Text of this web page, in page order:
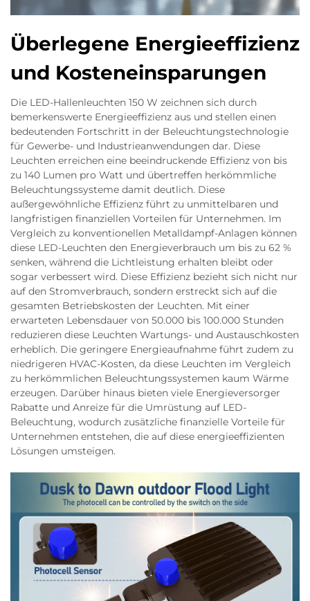
Überlegene Energieeffizienz
und Kosteneinsparungen
Die LED-Hallenleuchten 150 W zeichnen sich durch
bemerkenswerte Energieeffizienz aus und stellen einen
bedeutenden Fortschritt in der Beleuchtungstechnologie
für Gewerbe- und Industrieanwendungen dar. Diese
Leuchten erreichen eine beeindruckende Effizienz von bis
zu 140 Lumen pro Watt und übertreffen herkömmliche
Beleuchtungssysteme damit deutlich. Diese
außergewöhnliche Effizienz führt zu unmittelbaren und
langfristigen finanziellen Vorteilen für Unternehmen. Im
Vergleich zu konventionellen Metalldampf-Anlagen können
diese LED-Leuchten den Energieverbrauch um bis zu 62 %
senken, während die Lichtleistung erhalten bleibt oder
sogar verbessert wird. Diese Effizienz bezieht sich nicht nur
auf den Stromverbrauch, sondern erstreckt sich auf die
gesamten Betriebskosten der Leuchten. Mit einer
erwarteten Lebensdauer von 50.000 bis 100.000 Stunden
reduzieren diese Leuchten Wartungs- und Austauschkosten
erheblich. Die geringere Energieaufnahme führt zudem zu
niedrigeren HVAC-Kosten, da diese Leuchten im Vergleich
zu herkömmlichen Beleuchtungssystemen kaum Wärme
erzeugen. Darüber hinaus bieten viele Energieversorger
Rabatte und Anreize für die Umrüstung auf LED-
Beleuchtung, wodurch zusätzliche finanzielle Vorteile für
Unternehmen entstehen, die auf diese energieeffizienten
Lösungen umsteigen.